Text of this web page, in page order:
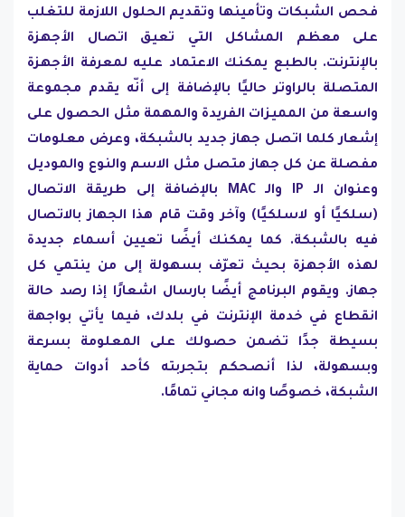
فحص الشبكات وتأمينها وتقديم الحلول اللازمة للتغلب
على معظم المشاكل التي تعيق اتصال الأجهزة
بالإنترنت. بالطبع يمكنك الاعتماد عليه لمعرفة الأجهزة
المتصلة بالراوتر حاليًا بالإضافة إلى أنّه يقدم مجموعة
واسعة من المميزات الفريدة والمهمة مثل الحصول على
إشعار كلما اتصل جهاز جديد بالشبكة، وعرض معلومات
مفصلة عن كل جهاز متصل مثل الاسم والنوع والموديل
وعنوان الـ IP والـ MAC بالإضافة إلى طريقة الاتصال
(سلكيًا أو لاسلكيًا) وآخر وقت قام هذا الجهاز بالاتصال
فيه بالشبكة. كما يمكنك أيضًا تعيين أسماء جديدة
لهذه الأجهزة بحيث تعرّف بسهولة إلى من ينتمي كل
جهاز. ويقوم البرنامج أيضًا بارسال اشعارًا إذا رصد حالة
انقطاع في خدمة الإنترنت في بلدك، فيما يأتي بواجهة
بسيطة جدًا تضمن حصولك على المعلومة بسرعة
وبسهولة، لذا أنصحكم بتجربته كأحد أدوات حماية
الشبكة، خصوصًا وانه مجاني تمامًا.